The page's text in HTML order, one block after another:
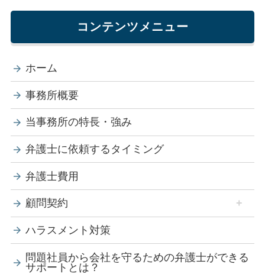
コンテンツメニュー
ホーム
事務所概要
当事務所の特長・強み
弁護士に依頼するタイミング
弁護士費用
顧問契約
ハラスメント対策
問題社員から会社を守るための弁護士ができる
サポートとは？